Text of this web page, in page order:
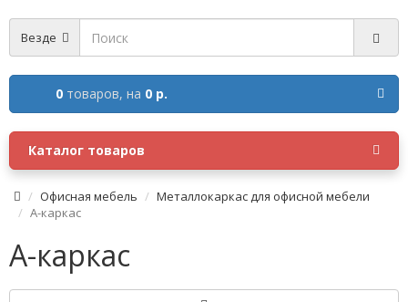
Везде
0 товаров, на 0 р.
Каталог товаров
Офисная мебель
Металлокаркас для офисной мебели
А-каркас
А-каркас